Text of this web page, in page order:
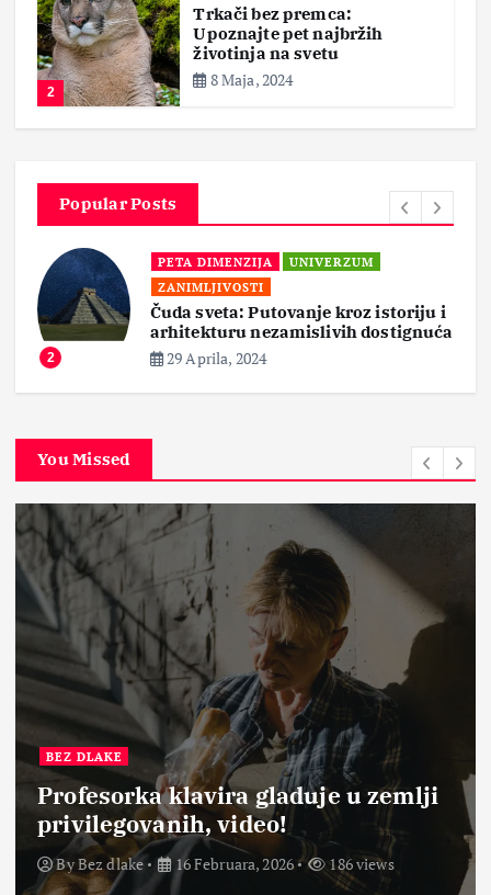
2
Trkači bez premca:
Upoznajte pet najbržih
životinja na svetu
8 Maja, 2024
Popular Posts
2
PETA DIMENZIJA
UNIVERZUM
ZANIMLJIVOSTI
Čuda sveta: Putovanje kroz istoriju i
arhitekturu nezamislivih dostignuća
29 Aprila, 2024
You Missed
BEZ DLAKE
Profesorka klavira gladuje u zemlji
privilegovanih, video!
ByBez dlake 16 Februara, 2026 186 views